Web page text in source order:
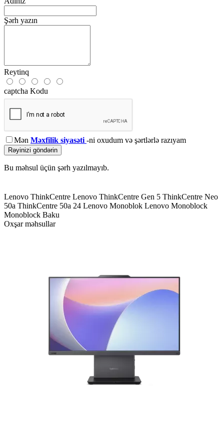
Şərh yazın
Reytinq
captcha Kodu
Mən Məxfilik siyasəti -ni oxudum və şərtlərlə razıyam
Rəyinizi göndərin
Bu məhsul üçün şərh yazılmayıb.
Lenovo ThinkCentre Lenovo ThinkCentre Gen 5 ThinkCentre Neo
50a ThinkCentre 50a 24 Lenovo Monoblok Lenovo Monoblock
Monoblock Baku
Oxşar məhsullar